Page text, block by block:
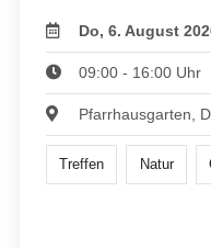
Do, 6. August
09:00 - 16:00 Uhr
Pfarrhausgarten,
Treffen Natur